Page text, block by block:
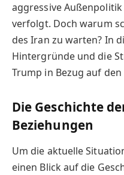
aggressive
verfolgt. Doch warum
des Iran zu warten? In
Hintergründe und die
Trump in Bezug auf
Die Geschichte
Beziehungen
Um die aktuelle
einen Blick auf die